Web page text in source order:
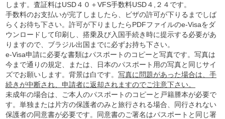
します。査証料はUSD４０＋VFS手数料USD４,２４です。
手数料のお支払いが完了しましたら、ビザの許可が下りるまでしば
らくお待ち下さい。許可が下りましたらPDFファイルのe-Visaをダ
ウンロードして印刷し、搭乗及び入国手続き時に提示する必要があ
りますので、ブラジル出国までに必ずお持ち下さい。
e-Visa申請に必要な書類はパスポートのコピーと写真です。写真は
今まで通りの規定、または、日本のパスポート用の写真と同じサイ
ズでお願いします。背景は白です。 写真に問題があった場合は、手
続きが中断され、申請者に返却されますのでご注意下さい。
未成年の場合は、ご本人のパスポートのコピーと戸籍謄本が必要で
す。単独または片方の保護者のみと旅行される場合、同行されない
保護者の同意書が必要です。同意書のご署名はパスポートと同じ署